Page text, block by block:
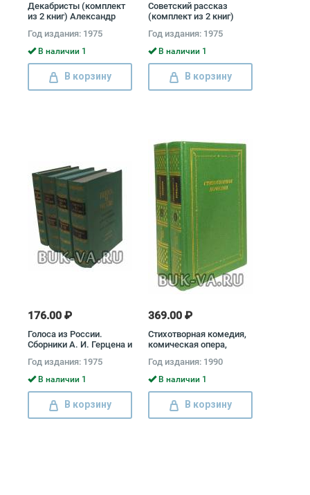
Декабристы (комплект
из 2 книг) Александр
Вильгельм
Кюхельбекер, Павел
Катенин, Владимир
Раевский, Александр
Одоевский, Федор
Глинка
Год издания: 1975
В наличии 1
В корзину
Советский рассказ
(комплект из 2 книг)
Эренбург
Год издания: 1975
В наличии 1
В корзину
176.00 ₽
Голоса из России.
Сборники А. И. Герцена и
из 4 книг) Александр
Герцен, Николай Огарев
Год издания: 1975
В наличии 1
В корзину
369.00 ₽
Стихотворная комедия,
комическая опера,
начала XIX века
(комплект из 2 книг)
Иван Крылов, Михаил
Загоскин, Денис
Фонвизин, Александр
Аблесимов, Михаил
Год издания: 1990
В наличии 1
В корзину